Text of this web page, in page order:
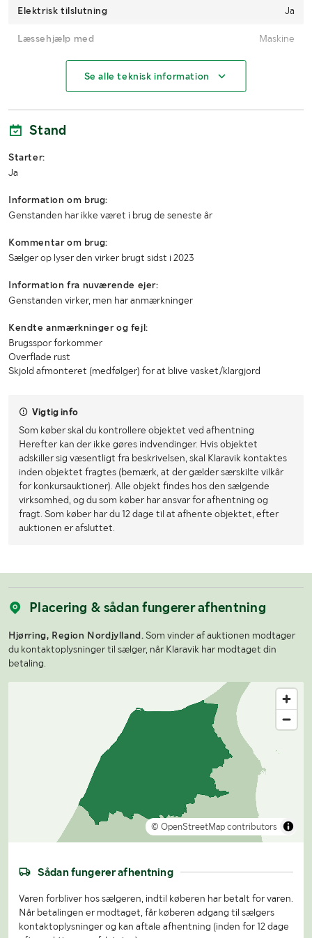
Elektrisk tilslutning Ja
Læssehjælp med Maskine
Bredde
Højde
Se alle teknisk information
Stand
Starter:
Ja
Information om brug:
Genstanden har ikke været i brug de seneste år
Kommentar om brug:
Sælger op lyser den virker brugt sidst i 2023
Information fra nuværende ejer:
Genstanden virker, men har anmærkninger
Kendte anmærkninger og fejl:
Brugsspor forkommer
Overflade rust
Skjold afmonteret (medfølger) for at blive vasket/klargjord
Vigtig info
Som køber skal du kontrollere objektet ved afhentning
Herefter kan der ikke gøres indvendinger. Hvis objektet
adskiller sig væsentligt fra beskrivelsen, skal Klaravik kontaktes
inden objektet fragtes (bemærk, at der gælder særskilte vilkår
for konkursauktioner). Alle objekt findes hos den sælgende
virksomhed, og du som køber har ansvar for afhentning og
fragt. Som køber har du 12 dage til at afhente objektet, efter
auktionen er afsluttet.
Placering & sådan fungerer afhentning
Hjørring, Region Nordjylland. Som vinder af auktionen modtager
du kontaktoplysninger til sælger, når Klaravik har modtaget din
betaling.
© OpenStreetMap contributors
Sådan fungerer afhentning
Varen forbliver hos sælgeren, indtil køberen har betalt for varen.
Når betalingen er modtaget, får køberen adgang til sælgers
kontaktoplysninger og kan aftale afhentning (inden for 12 dage